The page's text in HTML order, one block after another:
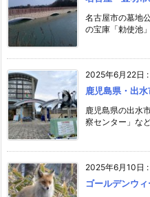
名古屋市の墓地
の宝庫「勅使池
2025年6月22日 :
鹿児島県・出
鹿児島県の出水
察センター」な
2025年6月10日 :
ゴールデンウ